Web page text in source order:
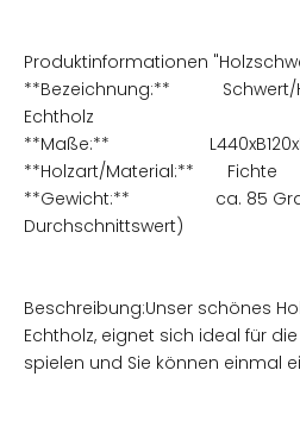
Produktinformationen
**Bezeichnung:** Schwert/
Echtholz
**Maße:**
**Holzart/Material:** Fichte
**Gewicht:** ca. 85
Durchschnittswert)
Beschreibung:Unser schönes
Echtholz, eignet sich ideal für
spielen und Sie können einmal